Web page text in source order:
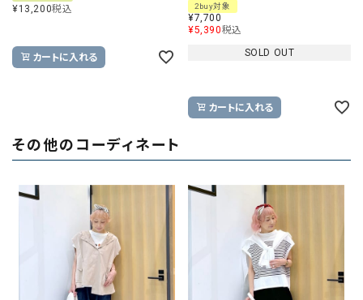
¥13,200税込
カートに入れる
2buy対象
¥7,700
¥5,390税込
SOLD OUT
カートに入れる
その他のコーディネート